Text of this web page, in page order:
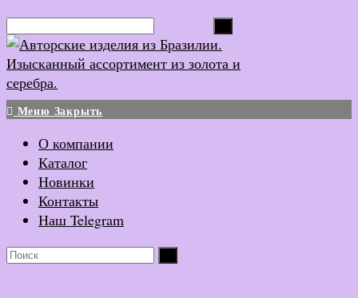
Перейти
к
содержимому
Меню Закрыть
О компании
Каталог
Новинки
Контакты
Наш Telegram